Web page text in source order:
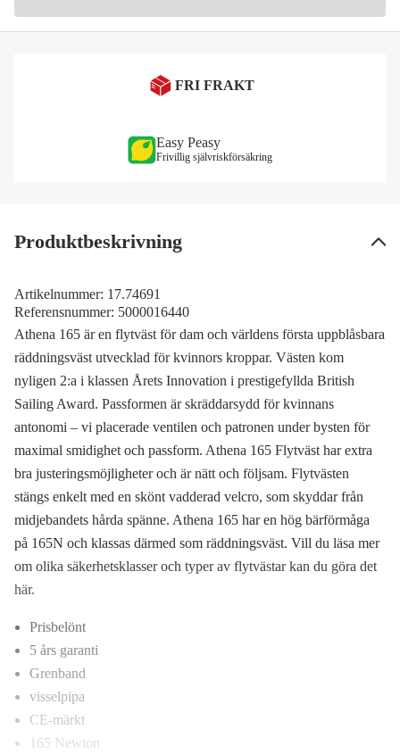
FRI FRAKT
Easy Peasy
Frivillig självriskförsäkring
Produktbeskrivning
Artikelnummer: 17.74691
Referensnummer: 5000016440
Athena 165 är en flytväst för dam och världens första uppblåsbara
räddningsväst utvecklad för kvinnors kroppar. Västen kom
nyligen 2:a i klassen Årets Innovation i prestigefyllda British
Sailing Award. Passformen är skräddarsydd för kvinnans
antonomi – vi placerade ventilen och patronen under bysten för
maximal smidighet och passform. Athena 165 Flytväst har extra
bra justeringsmöjligheter och är nätt och följsam. Flytvästen
stängs enkelt med en skönt vadderad velcro, som skyddar från
midjebandets hårda spänne. Athena 165 har en hög bärförmåga
på 165N och klassas därmed som räddningsväst. Vill du läsa mer
om olika säkerhetsklasser och typer av flytvästar kan du göra det
här.
Prisbelönt
5 års garanti
Grenband
visselpipa
CE-märkt
165 Newton